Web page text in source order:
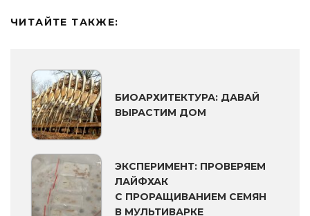
ЧИТАЙТЕ ТАКЖЕ:
БИОАРХИТЕКТУРА: ДАВАЙ
ВЫРАСТИМ ДОМ
ЭКСПЕРИМЕНТ: ПРОВЕРЯЕМ
ЛАЙФХАК
С ПРОРАЩИВАНИЕМ СЕМЯН
В МУЛЬТИВАРКЕ